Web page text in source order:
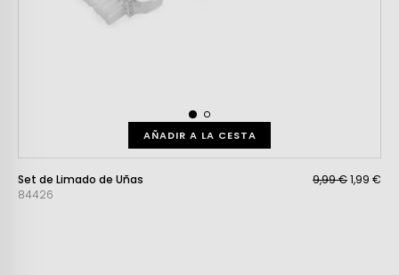
AÑADIR A LA CESTA
Set de Limado de Uñas
84426
9,99 €1,99 €